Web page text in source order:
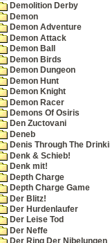
Demolition Derby
Demon
Demon Adventure
Demon Attack
Demon Ball
Demon Birds
Demon Dungeon
Demon Hunt
Demon Knight
Demon Racer
Demons Of Osiris
Den Zuctovani
Deneb
Denis Through The
Denk & Schieb!
Denk mit!
Depth Charge
Depth Charge Game
Der Blitz!
Der Hurdenlaufer
Der Leise Tod
Der Neffe
Der Ring Der Nibelungen